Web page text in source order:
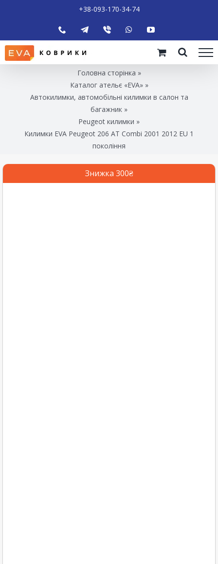
+38-093-170-34-74
Головна сторінка »
Каталог ательє «EVA»»
Автокилимки, автомобільні килимки в салон та
багажник »
Peugeot килимки »
Килимки EVA Peugeot 206 AT Combi 2001 2012 EU 1
покоління
Знижка 300₴